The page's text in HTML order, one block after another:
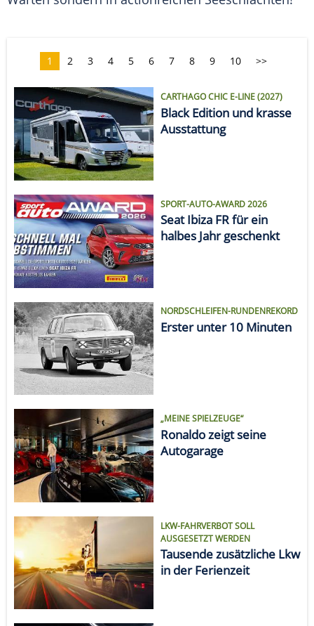
1 2 3 4 5 6 7 8 9 10 >>
CARTHAGO CHIC E-LINE (2027)
Black Edition und krasse
Ausstattung
SPORT-AUTO-AWARD 2026
Seat Ibiza FR für ein
halbes Jahr geschenkt
NORDSCHLEIFEN-RUNDENREKORD
Erster unter 10 Minuten
„MEINE SPIELZEUGE“
Ronaldo zeigt seine
Autogarage
LKW-FAHRVERBOT SOLL
AUSGESETZT WERDEN
Tausende zusätzliche Lkw
in der Ferienzeit